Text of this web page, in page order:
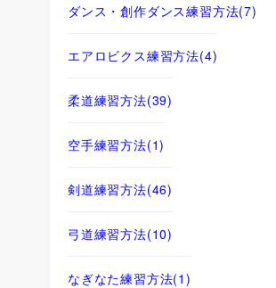
ダンス・創作ダンス練習方法(7)
エアロビクス練習方法(4)
柔道練習方法(39)
空手練習方法(1)
剣道練習方法(46)
弓道練習方法(10)
なぎなた練習方法(1)